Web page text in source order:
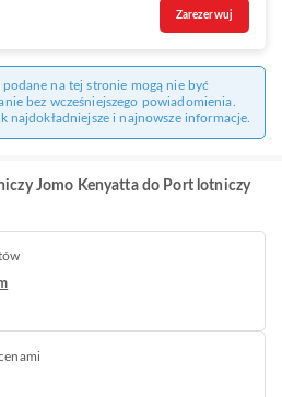
Zarezerwuj
podane na tej stronie mogą nie być
bez wcześniejszego powiadomienia.
najdokładniejsze i najnowsze informacje.
Jomo Kenyatta do Port lotniczy